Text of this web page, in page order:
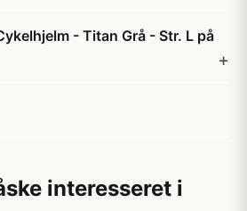
- Titan Grå - Str. L på
interesseret i